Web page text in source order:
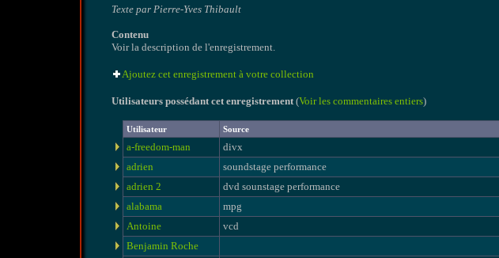
Texte par Pierre-Yves Thibault
Contenu
Voir la description de l'enregistrement.
Ajoutez cet enregistrement à votre collection
Utilisateurs possédant cet enregistrement (Voir les commentaires entiers)
Utilisateur Source
a-freedom-man divx
adrien
soundstage performance
adrien 2
dvd sounstage performance
alabama
mpg
Antoine
vcd
Benjamin Roche